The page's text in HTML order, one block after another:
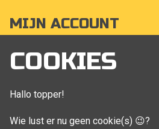
COOKIES
Hallo topper!
Wie lust er nu geen cookie(s) 😉?
MIJN ACCOUNT
Mijn account
Bestellingen
Aankoop beheren